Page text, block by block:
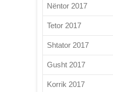
Nëntor 2017
Tetor 2017
Shtator 2017
Gusht 2017
Korrik 2017